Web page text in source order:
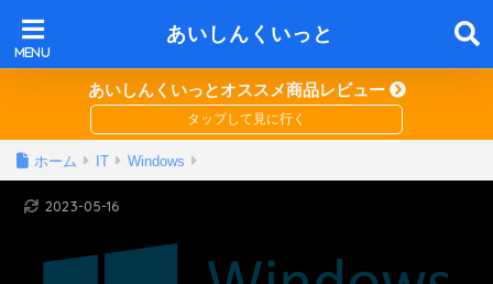
あいしんくいっと
あいしんくいっとオススメ商品レビュー
ホーム IT Windows
2023-05-16